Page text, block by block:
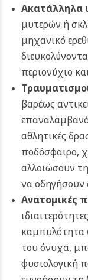
Ακατάλληλα
μυτερών ή
μηχανικό
περιονύχιο
βαρέως
αθλητικές
ποδόσφαιρο,
αλλοιώσουν
να οδηγήσουν
Ανατομικές
καμπυλότητα
του όνυχα,
φυσιολογική